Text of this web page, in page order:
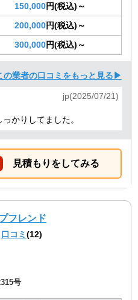
150,000円(税込)～
200,000円(税込)～
300,000円(税込)～
の業者の口コミをもっと見る▶
jp(2025/07/21)
かりしてました。
見積もりをしてみる
フレンド
口コミ (12)
号